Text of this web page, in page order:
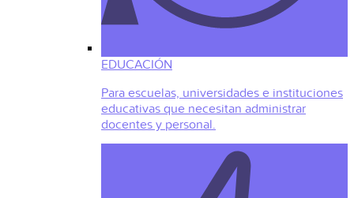
EDUCACIÓN
Para escuelas, universidades e instituciones
educativas que necesitan administrar
docentes y personal.